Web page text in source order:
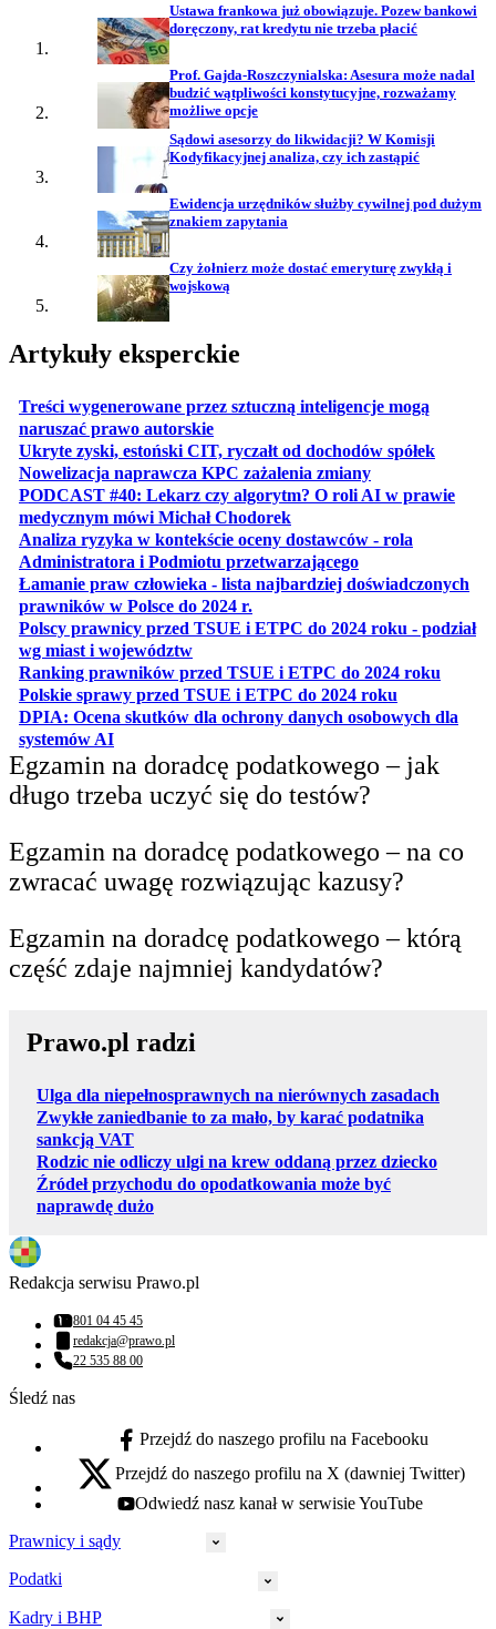
Ustawa frankowa już obowiązuje. Pozew bankowi
doręczony, rat kredytu nie trzeba płacić
Prof. Gajda-Roszczynialska: Asesura może nadal
budzić wątpliwości konstytucyjne, rozważamy
możliwe opcje
Sądowi asesorzy do likwidacji? W Komisji
Kodyfikacyjnej analiza, czy ich zastąpić
Ewidencja urzędników służby cywilnej pod dużym
znakiem zapytania
Czy żołnierz może dostać emeryturę zwykłą i
wojskową
Artykuły eksperckie
Treści wygenerowane przez sztuczną inteligencje mogą
naruszać prawo autorskieotwiera się w nowej karcie
Ukryte zyski, estoński CIT, ryczałt od dochodów spółekotwiera
Nowelizacja naprawcza KPC zażalenia zmianyotwiera się w
PODCAST #40: Lekarz czy algorytm? O roli AI w prawie
medycznym mówi Michał Chodorekotwiera się w nowej karcie
Analiza ryzyka w kontekście oceny dostawców - rola
Administratora i Podmiotu przetwarzającegootwiera się w
Łamanie praw człowieka - lista najbardziej doświadczonych
prawników w Polsce do 2024 r.
Polscy prawnicy przed TSUE i ETPC do 2024 roku - podział
wg miast i województwotwiera się w nowej karcie
Ranking prawników przed TSUE i ETPC do 2024 roku
Polskie sprawy przed TSUE i ETPC do 2024 roku
DPIA: Ocena skutków dla ochrony danych osobowych dla
systemów AIotwiera się w nowej karcie
Egzamin na doradcę podatkowego – jak
długo trzeba uczyć się do testów?
Egzamin na doradcę podatkowego – na co
zwracać uwagę rozwiązując kazusy?
Egzamin na doradcę podatkowego – którą
część zdaje najmniej kandydatów?
Prawo.pl radzi
Ulga dla niepełnosprawnych na nierównych zasadach
Zwykłe zaniedbanie to za mało, by karać podatnika
sankcją VAT
Rodzic nie odliczy ulgi na krew oddaną przez dziecko
Źródeł przychodu do opodatkowania może być
naprawdę dużo
Redakcja serwisu Prawo.pl
Numer telefonu:
801 04 45 45
Adres email:
redakcja@prawo.pl
Numer telefonu:
22 535 88 00
Śledź nas
facebook - otwiera się w nowej karcie
Przejdź do naszego profilu na Facebooku
x - otwiera się w nowej karcie
Przejdź do naszego profilu na X (dawniej Twitter)
youtube - otwiera się w nowej karcie
Odwiedź nasz kanał w serwisie YouTube
Prawnicy i sądy
Prawnicy
Podatki
Kadry i BHP